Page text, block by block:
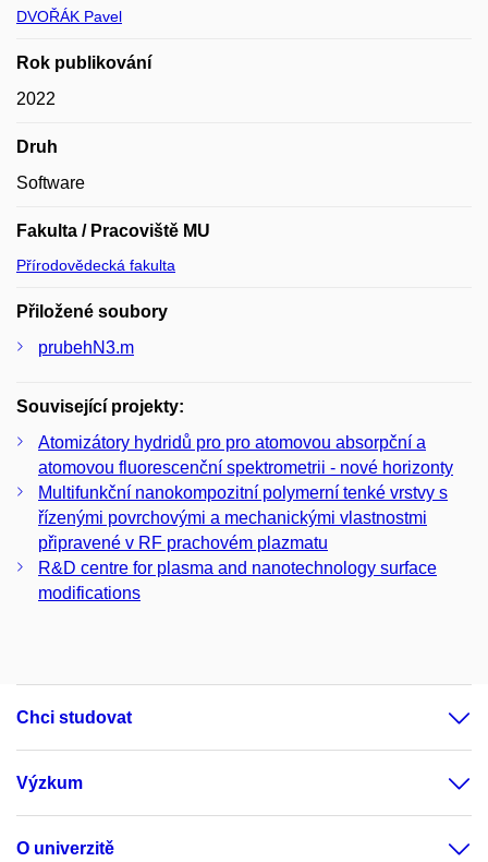
DVOŘÁK Pavel
Rok publikování
2022
Druh
Software
Fakulta / Pracoviště MU
Přírodovědecká fakulta
Přiložené soubory
prubehN3.m
Související projekty:
Atomizátory hydridů pro pro atomovou absorpční a
atomovou fluorescenční spektrometrii - nové horizonty
Multifunkční nanokompozitní polymerní tenké vrstvy s
řízenými povrchovými a mechanickými vlastnostmi
připravené v RF prachovém plazmatu
R&D centre for plasma and nanotechnology surface
modifications
Chci studovat
Výzkum
O univerzitě